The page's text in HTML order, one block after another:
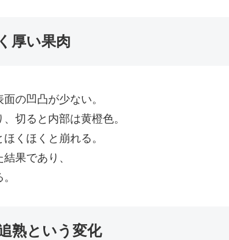
厚い果肉
の凹凸が少ない。
切ると内部は黄橙色。
くほくと崩れる。
果であり、
熟という変化